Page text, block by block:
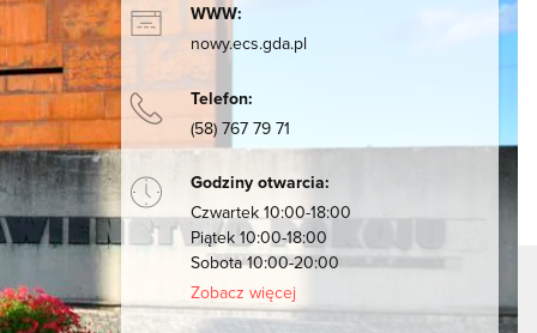
WWW:
nowy.ecs.gda.pl
Telefon:
(58) 767 79 71
Godziny otwarcia:
Czwartek 10:00-18:00
Piątek 10:00-18:00
Sobota 10:00-20:00
Zobacz więcej